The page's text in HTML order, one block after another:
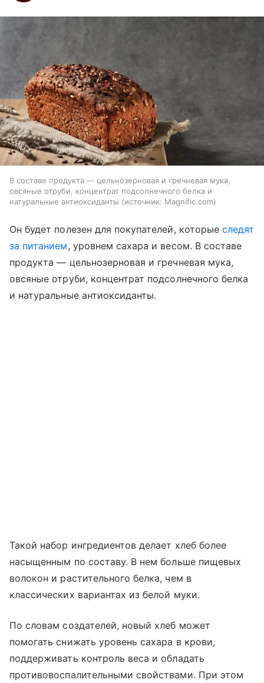
В составе продукта — цельнозерновая и гречневая мука,
овсяные отруби, концентрат подсолнечного белка и
натуральные антиоксиданты
источник: Magnific.com
Он будет полезен для покупателей, которыеследят
за питанием, уровнем сахара и весом. В составе
продукта — цельнозерновая и гречневая мука,
овсяные отруби, концентрат подсолнечного белка
и натуральные антиоксиданты.
Такой набор ингредиентов делает хлеб более
насыщенным по составу. В нем больше пищевых
волокон и растительного белка, чем в
классических вариантах из белой муки.
По словам создателей, новый хлеб может
помогать снижать уровень сахара в крови,
поддерживать контроль веса и обладать
противовоспалительными свойствами. При этом